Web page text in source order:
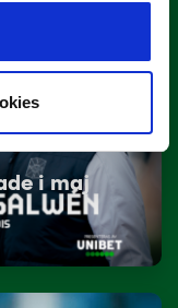
i maj